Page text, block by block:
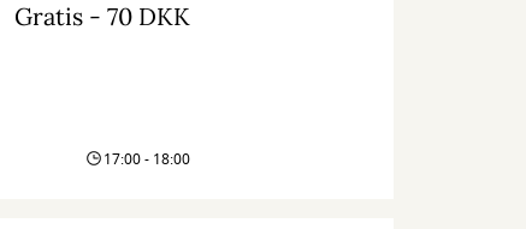
Gratis - 70 DKK
17:00 - 18:00